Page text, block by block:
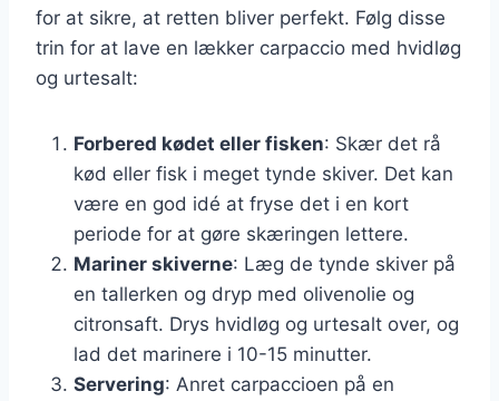
for at sikre, at retten bliver perfekt. Følg disse
trin for at lave en lækker carpaccio med hvidløg
og urtesalt:
Forbered kødet eller fisken: Skær det rå
kød eller fisk i meget tynde skiver. Det kan
være en god idé at fryse det i en kort
periode for at gøre skæringen lettere.
Mariner skiverne: Læg de tynde skiver på
en tallerken og dryp med olivenolie og
citronsaft. Drys hvidløg og urtesalt over, og
lad det marinere i 10-15 minutter.
Servering: Anret carpaccioen på en